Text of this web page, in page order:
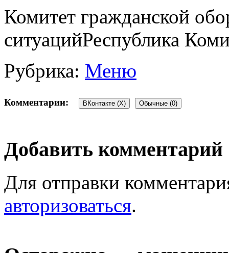
Комитет гражданской
ситуацийРеспублика
Рубрика: Меню
Комментарии: ВКонтакте (X) Обычные (0)
Добавить комментарий
Для отправки
авторизоваться.